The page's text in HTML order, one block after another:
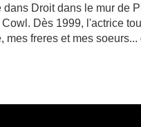
Droit dans le mur de
Dès 1999, l'actrice
mes freres et mes soeurs...